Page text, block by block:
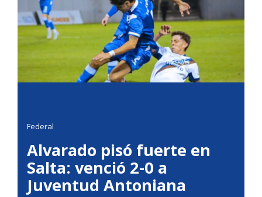
Federal
Alvarado pisó fuerte en
Salta: venció 2-0 a
Juventud Antoniana